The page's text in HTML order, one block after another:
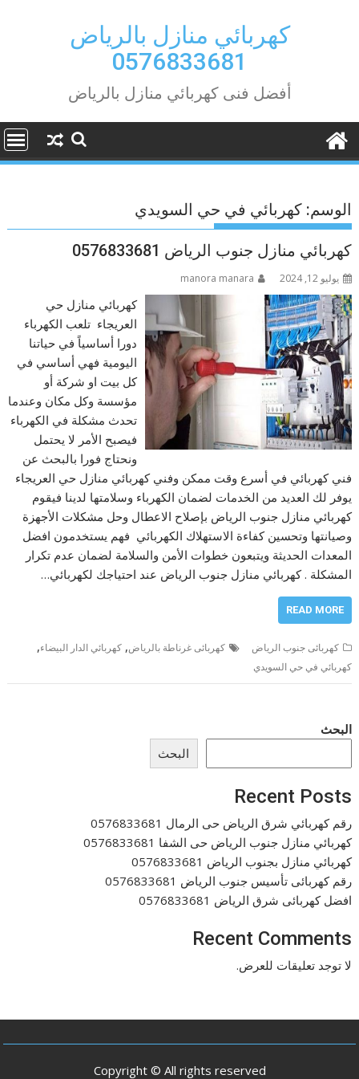
كهربائي منازل بالرياض
0576833681
أفضل فنى كهربائي منازل بالرياض
الوسم:كهربائي في حي السويدي
كهربائي منازل جنوب الرياض 0576833681
يوليو 12, 2024 manora manara
كهربائي منازل حي
العريجاء تلعب الكهرباء
دورا أساسياً في حياتنا
اليومية فهي أساسي في
كل بيت او شركة أو
مؤسسة وكل مكان وعندما
تحدث مشكلة في الكهرباء
فيصبح الأمر لا يحتمل
ونحتاج فورا بالبحث عن
فني كهربائي في أسرع وقت ممكن وفني كهربائي منازل حي العريجاء
يوفر لك العديد من الخدمات لضمان الكهرباء وسلامتها لدينا فيقوم
كهربائي منازل جنوب الرياض بإصلاح الاعطال وحل مشكلات الأجهزة
وصيانتها وتحسين كفاءة الاستهلاك الكهربائي فهم يستخدمون افضل
المعدات الحديثة ويتبعون خطوات الأمن والسلامة لضمان عدم تكرار
المشكلة . كهربائي منازل جنوب الرياض عند احتياجك لكهربائي…
READ MORE
كهربائى جنوب الرياض كهربائى غرناطة بالرياض,كهربائي الدار البيضاء,
كهربائي في حي السويدي
البحث
البحث
Recent Posts
رقم كهربائي شرق الرياض حى الرمال 0576833681
كهربائي منازل جنوب الرياض حى الشفا 0576833681
كهربائي منازل بجنوب الرياض 0576833681
رقم كهربائى تأسيس جنوب الرياض 0576833681
افضل كهربائى شرق الرياض 0576833681
Recent Comments
لا توجد تعليقات للعرض.
Copyright © All rights reserved